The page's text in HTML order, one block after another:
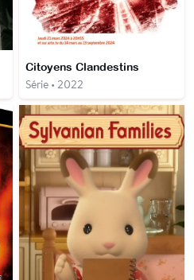
Citoyens Clandestins
Série • 2022